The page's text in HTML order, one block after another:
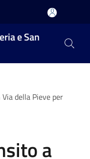
e San
della Pieve per
a